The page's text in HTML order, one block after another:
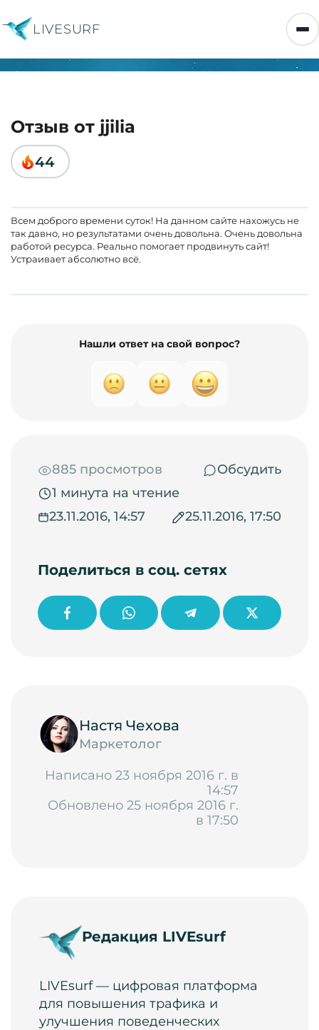
LIVESURF
Отзыв от jjilia
44
Всем доброго времени суток! На данном сайте нахожусь не
так давно, но результатами очень довольна. Очень довольна
работой ресурса. Реально помогает продвинуть сайт!
Устраивает абсолютно всё.
Нашли ответ на свой вопрос?
885 просмотров
Обсудить
1 минута на чтение
23.11.2016, 14:57
25.11.2016, 17:50
Поделиться в соц. сетях
Настя Чехова
Маркетолог
Написано 23 ноября 2016 г. в
14:57
Обновлено 25 ноября 2016 г.
в 17:50
Редакция LIVEsurf
LIVEsurf — цифровая платформа
для повышения трафика и
улучшения поведенческих